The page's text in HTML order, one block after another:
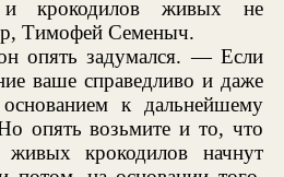
живых не
Тимофей Семеныч.
задумался. — Если
ваше справедливо и даже
к дальнейшему
опять возьмите и то, что
крокодилов начнут